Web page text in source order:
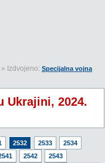
» Izdvojeno: Specijalna vojna
Ukrajini, 2024.
2532 2533
2534
2542
2543